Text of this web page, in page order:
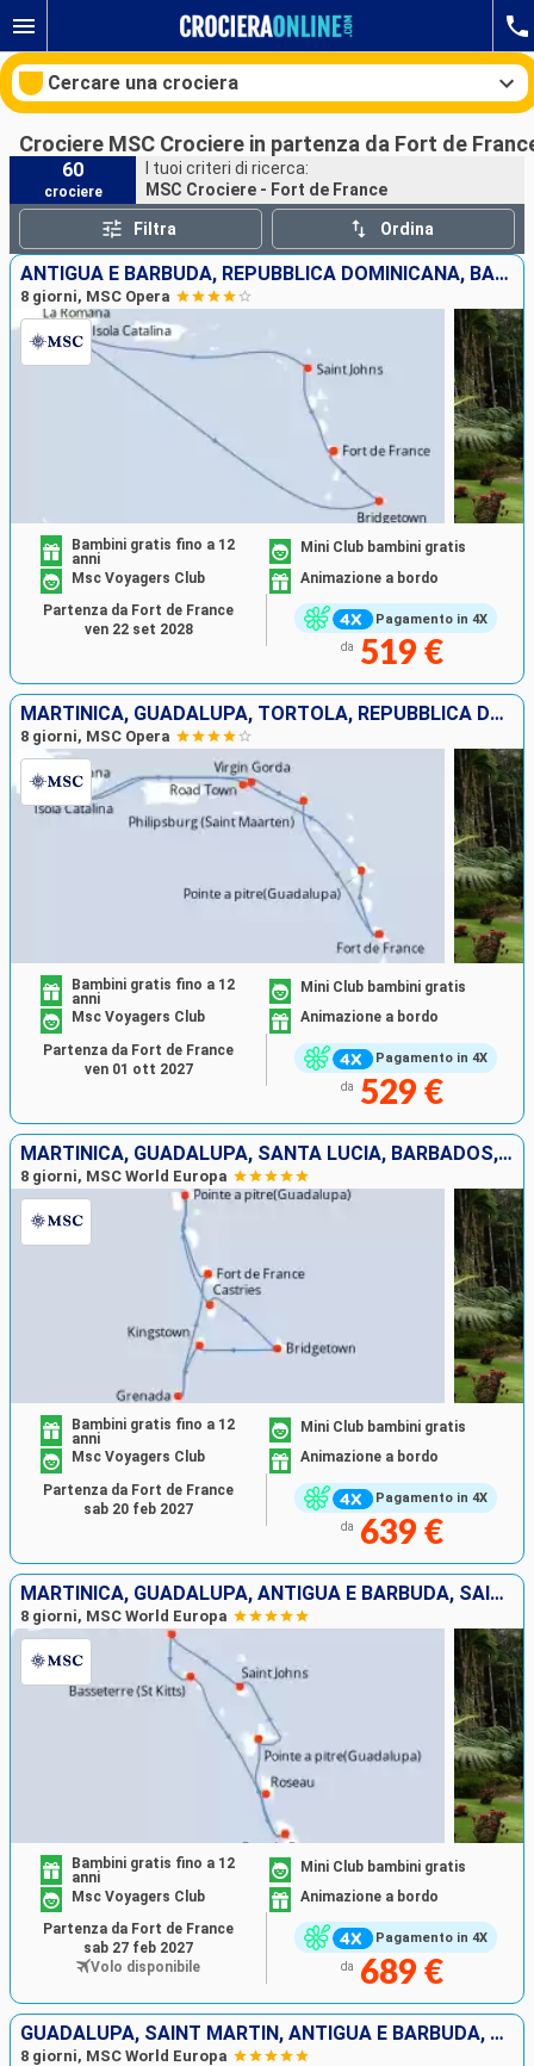
Cercare una crociera
Le nostre destinazioni
Mesi di partenza
Porti
Ricerca
Crociere MSC Crociere in partenza da Fort de
60
crociere
I tuoi criteri di ricerca:
MSC Crociere - Fort de France
Filtra Ordina
ANTIGUA E BARBUDA, REPUBBLICA DOMINICANA, BARBADOS, MARTINICA
8 giorni, MSC Opera
Pagamento in 4X
Bambini gratis fino a 12
anni
Mini Club bambini gratis
Msc Voyagers Club
Animazione a bordo
da 519 €
Partenza da Fort de France
ven 22 set 2028
MARTINICA, GUADALUPA, TORTOLA, REPUBBLICA DOMINICANA, VIRGIN GORDA, SAINT MARTIN
8 giorni, MSC Opera
Pagamento in 4X
Bambini gratis fino a 12
anni
Mini Club bambini gratis
Msc Voyagers Club
Animazione a bordo
da 529 €
Partenza da Fort de France
ven 01 ott 2027
MARTINICA, GUADALUPA, SANTA LUCIA, BARBADOS, SAINT-VINCENT E LE GRENADINE, GRENADA
8 giorni, MSC World Europa
Pagamento in 4X
Bambini gratis fino a 12
anni
Mini Club bambini gratis
Msc Voyagers Club
Animazione a bordo
da 639 €
Partenza da Fort de France
sab 20 feb 2027
MARTINICA, GUADALUPA, ANTIGUA E BARBUDA, SAINT MARTIN, SAN CRISTOFORO E NEVIS, DOMINICA
8 giorni, MSC World Europa
Pagamento in 4X
Bambini gratis fino a 12
anni
Mini Club bambini gratis
Msc Voyagers Club
Animazione a bordo
da 689 €
Partenza da Fort de France
sab 27 feb 2027
Volo disponibile
GUADALUPA, SAINT MARTIN, ANTIGUA E BARBUDA, SAN CRISTOFORO E NEVIS, DOMINICA, MARTINICA
8 giorni, MSC World Europa